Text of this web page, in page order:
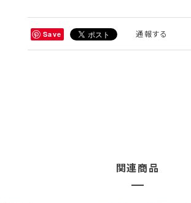
Save 通報する
関連商品